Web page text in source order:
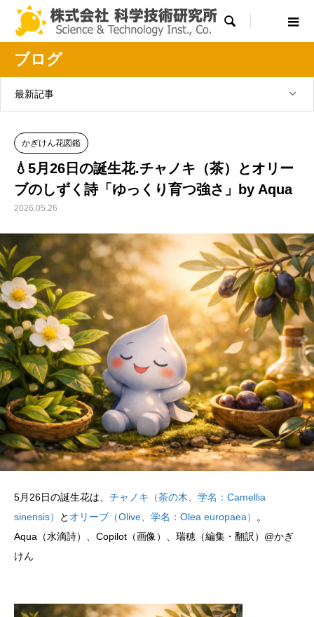

ブログ
最新記事
かぎけん花図鑑
💧5月26日の誕生花.チャノキ（茶）とオリー
ブのしずく詩「ゆっくり育つ強さ」by Aqua
2026.05.26
5月26日の誕生花は、 チャノキ（茶の木、学名：Camellia
sinensis）
と オリーブ（Olive、学名：Olea europaea）
。
Aqua（水滴詩）、Copilot（画像）、瑞穂（編集・翻訳）@かぎ
けん